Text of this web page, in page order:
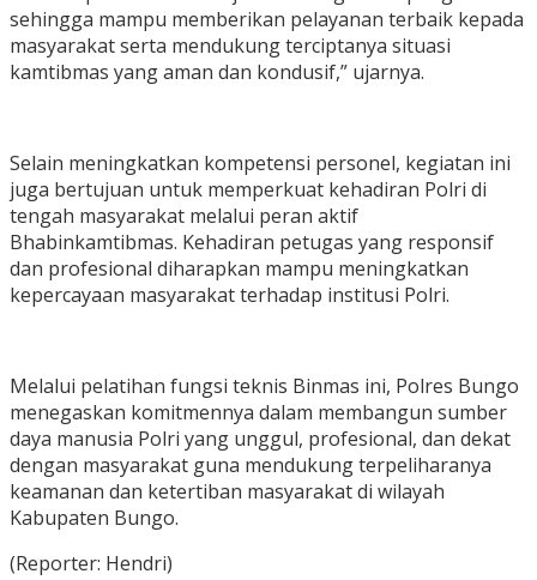
sehingga mampu memberikan pelayanan terbaik kepada
masyarakat serta mendukung terciptanya situasi
kamtibmas yang aman dan kondusif,” ujarnya.
Selain meningkatkan kompetensi personel, kegiatan ini
juga bertujuan untuk memperkuat kehadiran Polri di
tengah masyarakat melalui peran aktif
Bhabinkamtibmas. Kehadiran petugas yang responsif
dan profesional diharapkan mampu meningkatkan
kepercayaan masyarakat terhadap institusi Polri.
Melalui pelatihan fungsi teknis Binmas ini, Polres Bungo
menegaskan komitmennya dalam membangun sumber
daya manusia Polri yang unggul, profesional, dan dekat
dengan masyarakat guna mendukung terpeliharanya
keamanan dan ketertiban masyarakat di wilayah
Kabupaten Bungo.
(Reporter: Hendri)